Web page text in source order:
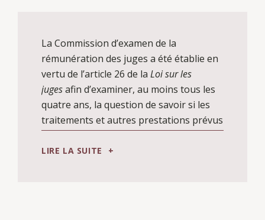
La Commission d’examen de la
rémunération des juges a été établie en
vertu de l’article 26 de la Loi sur les
jugesafin d’examiner, au moins tous les
quatre ans, la question de savoir si les
traitements et autres prestations prévus
les avantages pécuniaires consentis aux
LIRE LA SUITE